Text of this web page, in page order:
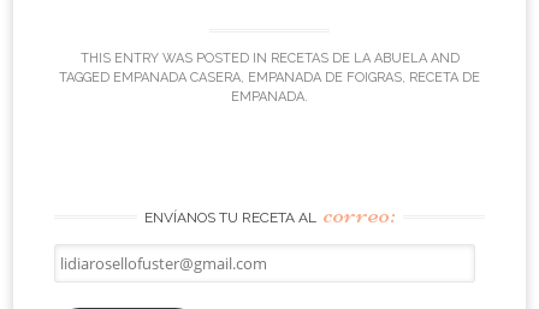
THIS ENTRY WAS POSTED IN RECETAS DE LA ABUELAAND
TAGGED EMPANADA CASERA, EMPANADA DE FOIGRAS, RECETA DE
EMPANADA.
ENVÍANOS TU RECETA AL correo:
lidiarosellofuster@gmail.com